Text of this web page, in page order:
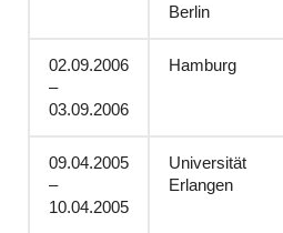
Berlin
02.09.2006
–
03.09.2006
Hamburg
09.04.2005
–
10.04.2005
Universität
Erlangen